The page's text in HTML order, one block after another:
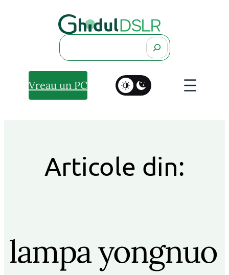
Search
Vreau un PC
Articole din:
lampa yongnuo